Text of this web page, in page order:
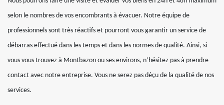
selon le nombres de vos encombrants à évacuer. Notre équipe de
professionnels sont très réactifs et pourront vous garantir un service de
débarras effectué dans les temps et dans les normes de qualité. Ainsi, si
vous vous trouvez à Montbazon ou ses environs, n’hésitez pas à prendre
contact avec notre entreprise. Vous ne serez pas déçu de la qualité de nos
services.